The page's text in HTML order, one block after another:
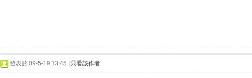
發表於 09-5-19 13:45 只看該作者